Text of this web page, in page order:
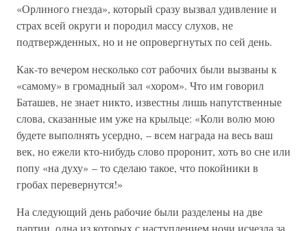
«Орлиного гнезда», который сразу вызвал удивление и
страх всей округи и породил массу слухов, не
подтвержденных, но и не опровергнутых по сей день.
Как-то вечером несколько сот рабочих были вызваны к
«самому» в громадный зал «хором». Что им говорил
Баташев, не знает никто, известны лишь напутственные
слова, сказанные им уже на крыльце: «Коли волю мою
будете выполнять усердно, – всем награда на весь ваш
век, но ежели кто-нибудь слово проронит, хоть во сне или
попу «на духу» – то сделаю такое, что покойники в
гробах перевернутся!»
На следующий день рабочие были разделены на две
партии, одна из которых с наступлением ночи исчезла за